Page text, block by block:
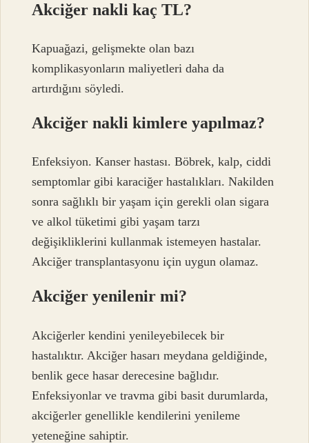
Akciğer nakli kaç TL?
Kapuağazi, gelişmekte olan bazı
komplikasyonların maliyetleri daha da
artırdığını söyledi.
Akciğer nakli kimlere yapılmaz?
Enfeksiyon. Kanser hastası. Böbrek, kalp, ciddi
semptomlar gibi karaciğer hastalıkları. Nakilden
sonra sağlıklı bir yaşam için gerekli olan sigara
ve alkol tüketimi gibi yaşam tarzı
değişikliklerini kullanmak istemeyen hastalar.
Akciğer transplantasyonu için uygun olamaz.
Akciğer yenilenir mi?
Akciğerler kendini yenileyebilecek bir
hastalıktır. Akciğer hasarı meydana geldiğinde,
benlik gece hasar derecesine bağlıdır.
Enfeksiyonlar ve travma gibi basit durumlarda,
akciğerler genellikle kendilerini yenileme
yeteneğine sahiptir.